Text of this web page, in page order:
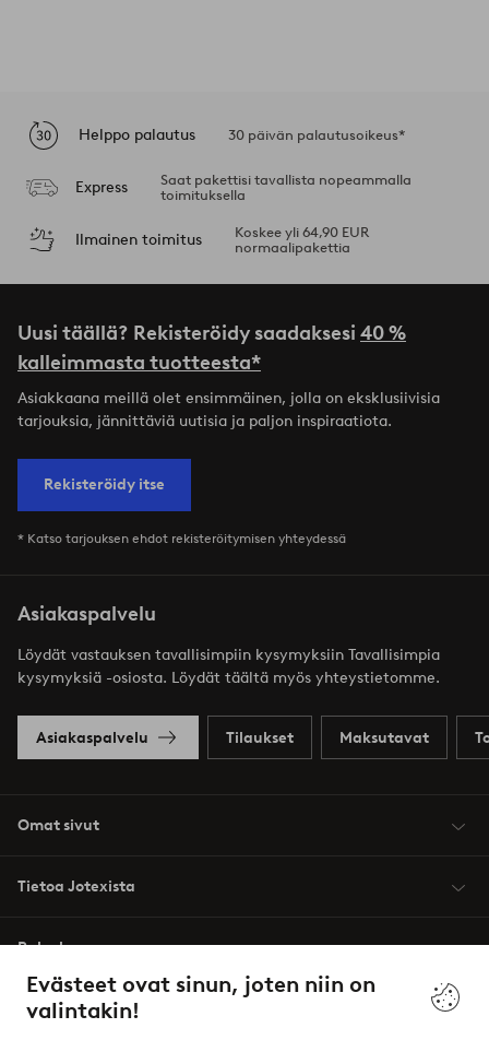
Evästeet ovat sinun, joten niin on
valintakin!
Helppo palautus 30 päivän palautusoikeus*
Express
Saat pakettisi tavallista nopeammalla
toimituksella
Ilmainen toimitus
Koskee yli 64,90 EUR
normaalipakettia
Uusi täällä? Rekisteröidy saadaksesi 40 %
kalleimmasta tuotteesta*
Asiakkaana meillä olet ensimmäinen, jolla on eksklusiivisia
tarjouksia, jännittäviä uutisia ja paljon inspiraatiota.
Rekisteröidy itse
* Katso tarjouksen ehdot rekisteröitymisen yhteydessä
Asiakaspalvelu
Löydät vastauksen tavallisimpiin kysymyksiin Tavallisimpia
kysymyksiä -osiosta. Löydät täältä myös yhteystietomme.
Asiakaspalvelu Tilaukset Maksutavat
Omat sivut
Tietoa Jotexista
Palvelumme
Ehdot